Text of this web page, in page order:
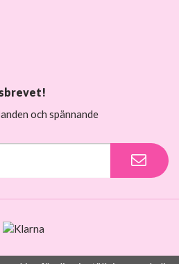
och spännande